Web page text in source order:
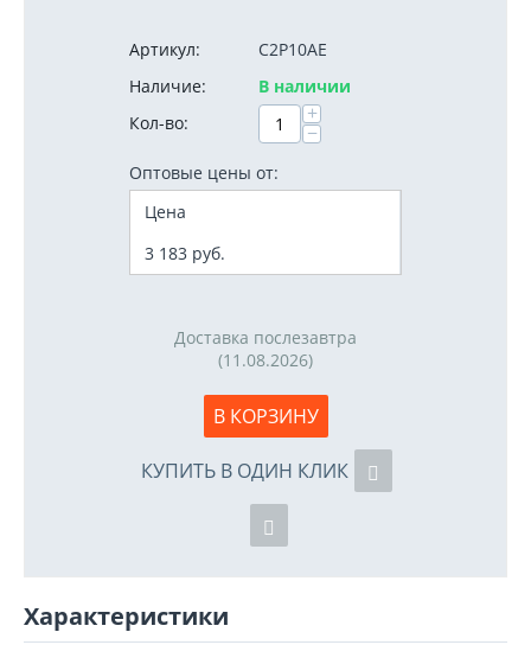
Артикул:
C2P10AE
Наличие:
В наличии
Кол-во:
+
−
Оптовые цены от:
Цена
3 183 руб.
Доставка послезавтра
(11.08.2026)
В КОРЗИНУ
КУПИТЬ В ОДИН КЛИК
Характеристики